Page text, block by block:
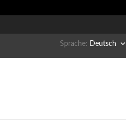
Sprache: Deutsch 